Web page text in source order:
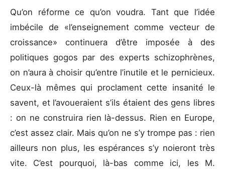
Qu’on réforme ce qu’on voudra. Tant que l’idée
imbécile de «l’enseignement comme vecteur de
croissance» continuera d’être imposée à des
politiques gogos par des experts schizophrènes,
on n’aura à choisir qu’entre l’inutile et le pernicieux.
Ceux-là mêmes qui proclament cette insanité le
savent, et l’avoueraient s’ils étaient des gens libres
: on ne construira rien là-dessus. Rien en Europe,
c’est assez clair. Mais qu’on ne s’y trompe pas : rien
ailleurs non plus, les espérances s’y noieront très
vite. C’est pourquoi, là-bas comme ici, les M.